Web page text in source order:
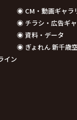
イン
◉ CM・動画ギャラ
◉ チラシ・広告ギ
◉ 資料・データ
◉ ぎょれん 新千歳